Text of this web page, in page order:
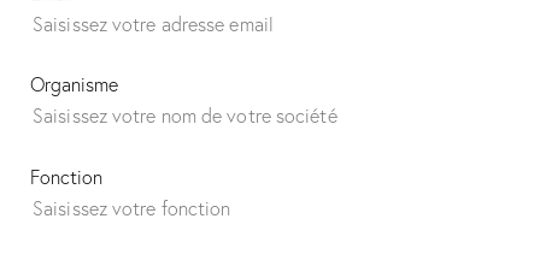
Organisme
Fonction